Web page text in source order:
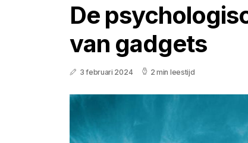
De
van gadgets
3 februari 2024 2 min leestijd